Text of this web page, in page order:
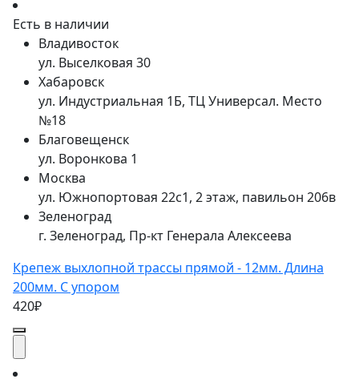
Есть в наличии
Владивосток
ул. Выселковая 30
Хабаровск
ул. Индустриальная 1Б, ТЦ Универсал. Место
№18
Благовещенск
ул. Воронкова 1
Москва
ул. Южнопортовая 22с1, 2 этаж, павильон 206в
Зеленоград
г. Зеленоград, Пр-кт Генерала Алексеева
Крепеж выхлопной трассы прямой - 12мм. Длина
200мм. С упором
420₽